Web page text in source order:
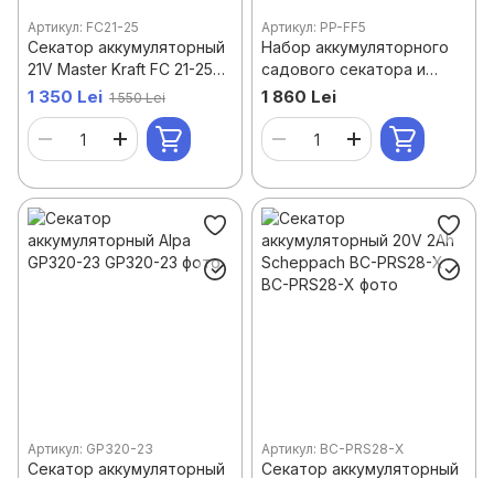
Артикул: FC21-25
Секатор аккумуляторный
21V Master Kraft FC 21-25
(Brushless)
1 350 Lei 1 550 Lei
Артикул: PP-FF5
Набор аккумуляторного
садового секатора и
цепной пилы PARTNERPRO
PP-FF 5 IN 1, 2
аккумулятора 20 В / 2 А·ч,
Brushless
1 860 Lei
Артикул: GP320-23
Секатор аккумуляторный
Артикул: BC-PRS28-X
Секатор аккумуляторный